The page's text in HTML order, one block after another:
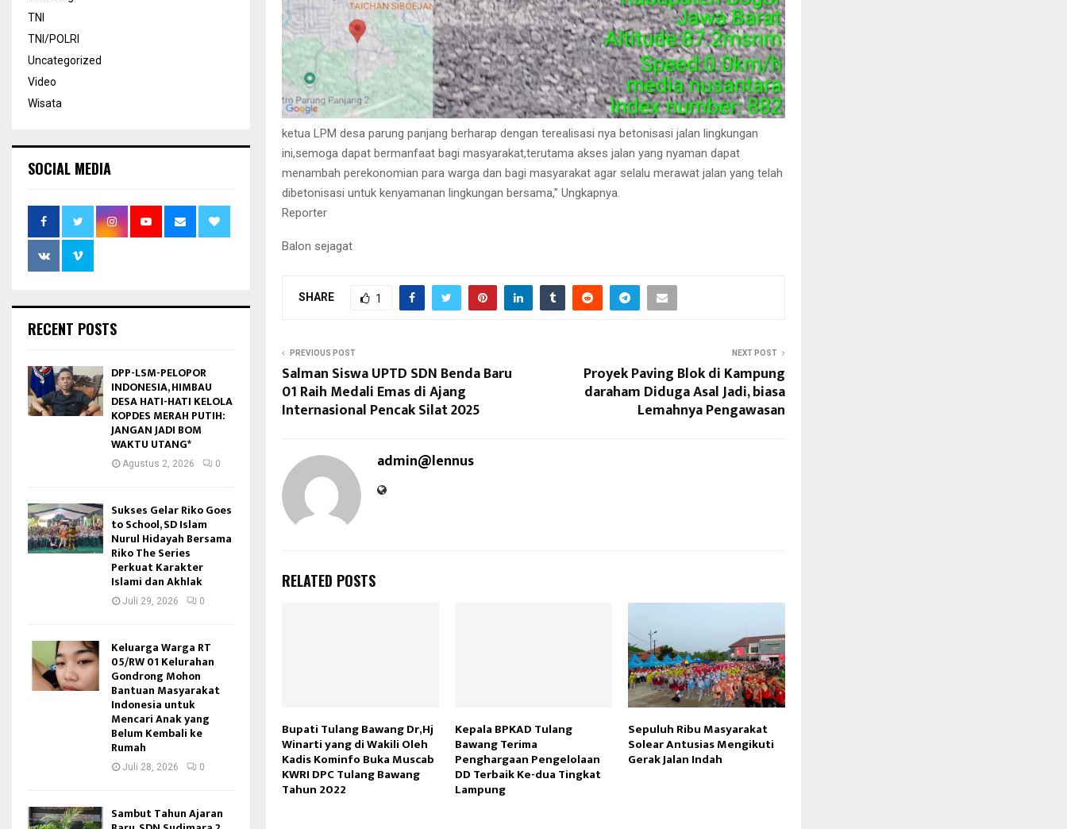
ketua LPM desa parung panjang berharap dengan terealisasi nya betonisasi jalan lingkungan
ini,semoga dapat bermanfaat bagi masyarakat,terutama akses jalan yang nyaman dapat
menambah perekonomian para warga dan bagi masyarakat agar selalu merawat jalan yang telah
dibetonisasi untuk kenyamanan lingkungan bersama,” Ungkapnya.
Reporter
Balon sejagat
SHARE 1
PREVIOUS POST
Salman Siswa UPTD SDN Benda Baru
01 Raih Medali Emas di Ajang
Internasional Pencak Silat 2025
NEXT POST
Proyek Paving Blok di Kampung
daraham Diduga Asal Jadi, biasa
Lemahnya Pengawasan
admin@lennus
RELATED POSTS
Bupati Tulang Bawang Dr,Hj
Winarti yang di Wakili Oleh
Kadis Kominfo Buka Muscab
KWRI DPC Tulang Bawang
Tahun 2022
Kepala BPKAD Tulang
Bawang Terima
Penghargaan Pengelolaan
DD Terbaik Ke-dua Tingkat
Lampung
Sepuluh Ribu Masyarakat
Solear Antusias Mengikuti
Gerak Jalan Indah
TNI
TNI/POLRI
Uncategorized
Video
Wisata
SOCIAL MEDIA
RECENT POSTS
DPP-LSM-PELOPOR
INDONESIA, HIMBAU
DESA HATI-HATI KELOLA
KOPDES MERAH PUTIH:
JANGAN JADI BOM
WAKTU UTANG*
Agustus 2, 2026 0
Sukses Gelar Riko Goes
to School, SD Islam
Nurul Hidayah Bersama
Riko The Series
Perkuat Karakter
Islami dan Akhlak
Juli 29, 2026 0
Keluarga Warga RT
05/RW 01 Kelurahan
Gondrong Mohon
Bantuan Masyarakat
Indonesia untuk
Mencari Anak yang
Belum Kembali ke
Rumah
Juli 28, 2026 0
Sambut Tahun Ajaran